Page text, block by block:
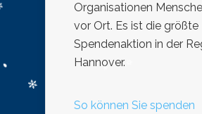
Organisationen
vor Ort. Es ist die größte
Spendenaktion in der
Hannover.
So können Sie spenden